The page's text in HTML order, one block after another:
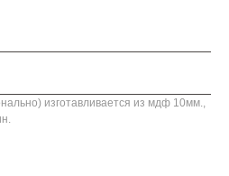
изготавливается из мдф 10мм.,